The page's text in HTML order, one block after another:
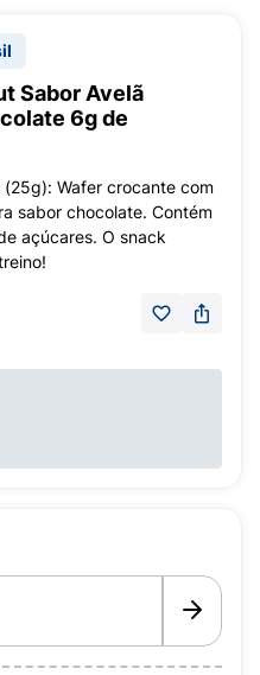
Sabor Avelã
6g de
(25g): Wafer crocante com
sabor chocolate. Contém
açúcares. O snack